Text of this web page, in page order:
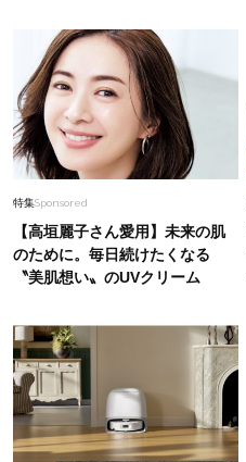
特集Sponsored
【高垣麗子さん愛用】未来の肌
のために。毎日続けたくなる
〝美肌想い〟のUVクリーム